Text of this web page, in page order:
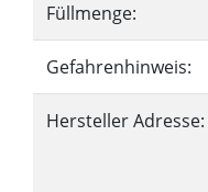
Füllmenge:
Gefahrenhinweis:
Hersteller Adresse: